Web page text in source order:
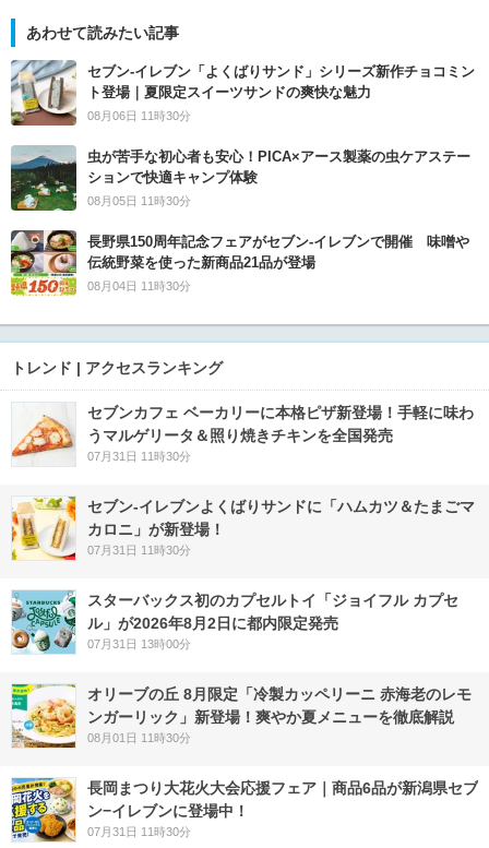
あわせて読みたい記事
セブン‐イレブン「よくばりサンド」シリーズ新作チョコミン
ト登場｜夏限定スイーツサンドの爽快な魅力
08月06日 11時30分
虫が苦手な初心者も安心！PICA×アース製薬の虫ケアステー
ションで快適キャンプ体験
08月05日 11時30分
長野県150周年記念フェアがセブン-イレブンで開催 味噌や
伝統野菜を使った新商品21品が登場
08月04日 11時30分
トレンド | アクセスランキング
セブンカフェ ベーカリーに本格ピザ新登場！手軽に味わ
うマルゲリータ＆照り焼きチキンを全国発売
07月31日 11時30分
セブン‐イレブンよくばりサンドに「ハムカツ＆たまごマ
カロニ」が新登場！
07月31日 11時30分
スターバックス初のカプセルトイ「ジョイフル カプセ
ル」が2026年8月2日に都内限定発売
07月31日 13時00分
オリーブの丘 8月限定「冷製カッペリーニ 赤海老のレモ
ンガーリック」新登場！爽やか夏メニューを徹底解説
08月01日 11時30分
長岡まつり大花火大会応援フェア｜商品6品が新潟県セブ
ン−イレブンに登場中！
07月31日 11時30分